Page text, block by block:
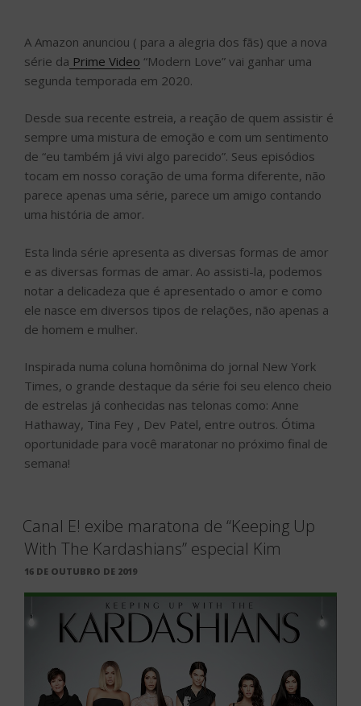
A Amazon anunciou ( para a alegria dos fãs) que a nova
série da Prime Video “Modern Love” vai ganhar uma
segunda temporada em 2020.
Desde sua recente estreia, a reação de quem assistir é
sempre uma mistura de emoção e com um sentimento
de “eu também já vivi algo parecido”. Seus episódios
tocam em nosso coração de uma forma diferente, não
parece apenas uma série, parece um amigo contando
uma história de amor.
Esta linda série apresenta as diversas formas de amor
e as diversas formas de amar. Ao assisti-la, podemos
notar a delicadeza que é apresentado o amor e como
ele nasce em diversos tipos de relações, não apenas a
de homem e mulher.
Inspirada numa coluna homônima do jornal New York
Times, o grande destaque da série foi seu elenco cheio
de estrelas já conhecidas nas telonas como: Anne
Hathaway, Tina Fey , Dev Patel, entre outros. Ótima
oportunidade para você maratonar no próximo final de
semana!
Canal E! exibe maratona de “Keeping Up
With The Kardashians” especial Kim
PUBLICADO
16 DE OUTUBRO DE 2019